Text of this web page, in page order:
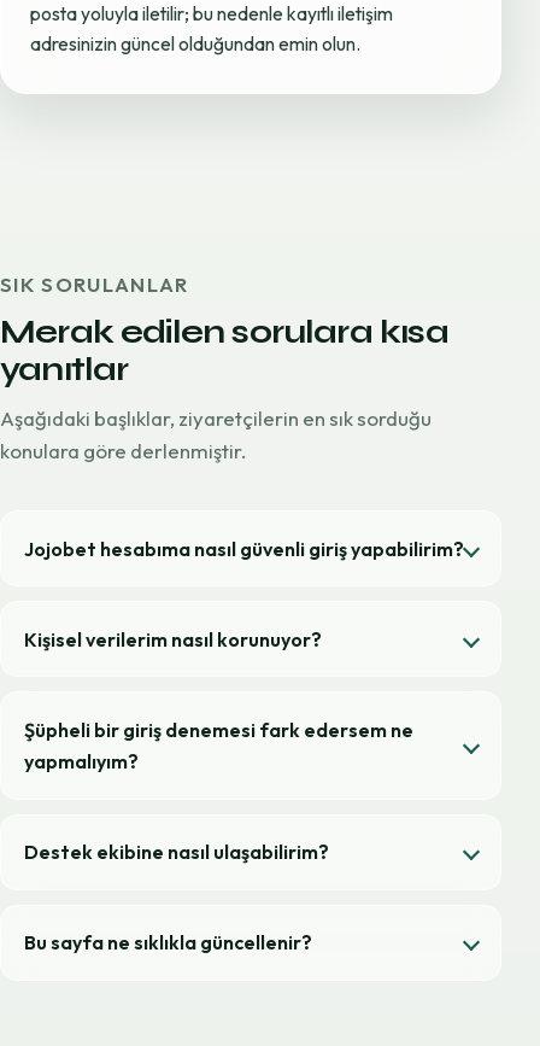
posta yoluyla iletilir; bu nedenle kayıtlı iletişim
adresinizin güncel olduğundan emin olun.
SIK SORULANLAR
Merak edilen sorulara kısa
yanıtlar
Aşağıdaki başlıklar, ziyaretçilerin en sık sorduğu
konulara göre derlenmiştir.
Jojobet hesabıma nasıl güvenli giriş yapabilirim?
Kişisel verilerim nasıl korunuyor?
Şüpheli bir giriş denemesi fark edersem ne
yapmalıyım?
Destek ekibine nasıl ulaşabilirim?
Bu sayfa ne sıklıkla güncellenir?